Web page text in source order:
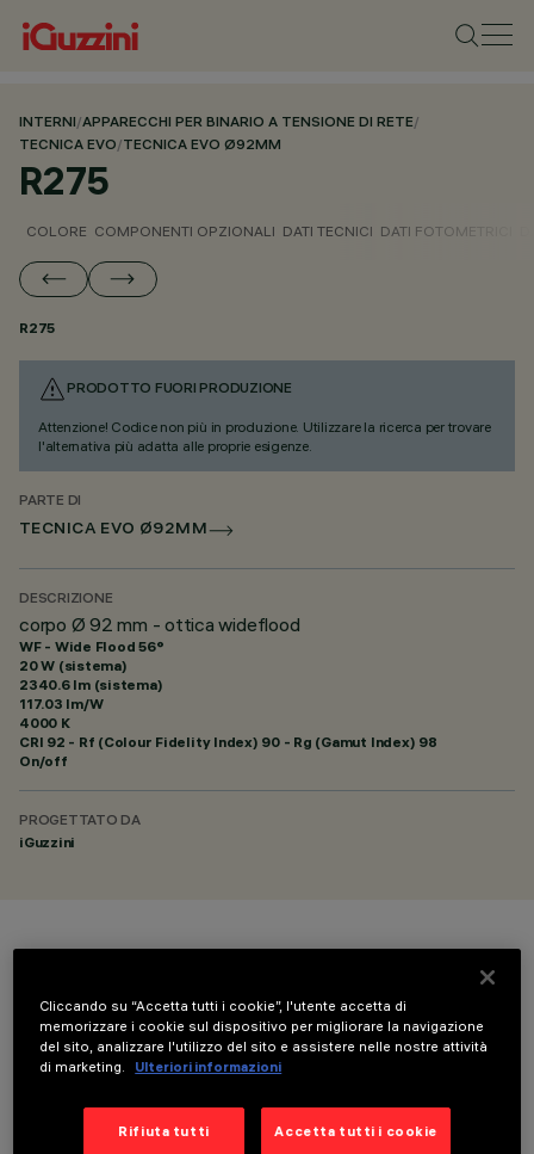
INTERNI/APPARECCHI PER BINARIO A TENSIONE DI RETE/
TECNICA EVO/TECNICA EVO Ø92MM
R275
COLORE COMPONENTI OPZIONALI DATI TECNICI DATI FOTOMETRICI
R275
PRODOTTO FUORI PRODUZIONE
Attenzione! Codice non più in produzione. Utilizzare la ricerca per trovare
l'alternativa più adatta alle proprie esigenze.
PARTE DI
TECNICA EVO Ø92MM
DESCRIZIONE
corpo Ø 92 mm - ottica wideflood
WF - Wide Flood 56°
20 W (sistema)
2340.6 lm (sistema)
117.03 lm/W
4000 K
CRI 92 - Rf (Colour Fidelity Index) 90 - Rg (Gamut Index) 98
On/off
PROGETTATO DA
iGuzzini
COMPONENTI OPZIONALI
Cliccando su “Accetta tutti i cookie”, l'utente accetta di
memorizzare i cookie sul dispositivo per migliorare la navigazione
del sito, analizzare l'utilizzo del sito e assistere nelle nostre attività
di marketing.
Ulteriori informazioni
Rifiuta tutti Accetta tutti i cookie